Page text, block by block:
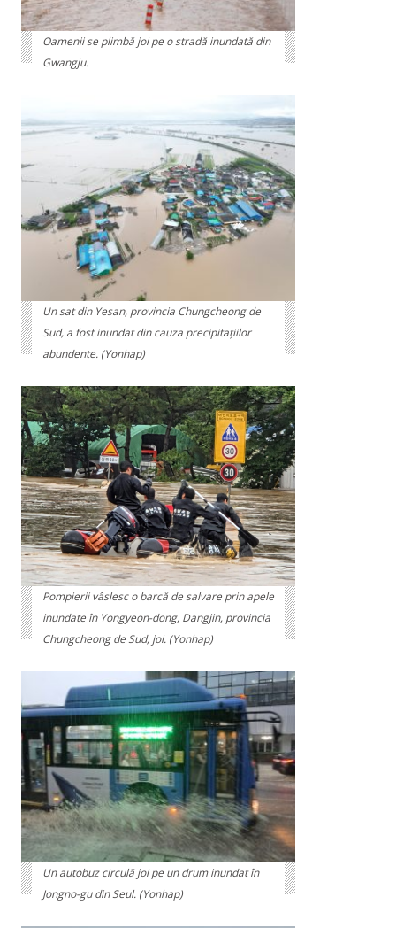
Oamenii se plimbă joi pe o stradă inundată din
Gwangju.
Un sat din Yesan, provincia Chungcheong de
Sud, a fost inundat din cauza precipitațiilor
abundente. (Yonhap)
Pompierii vâslesc o barcă de salvare prin apele
inundate în Yongyeon-dong, Dangjin, provincia
Chungcheong de Sud, joi. (Yonhap)
Un autobuz circulă joi pe un drum inundat în
Jongno-gu din Seul. (Yonhap)